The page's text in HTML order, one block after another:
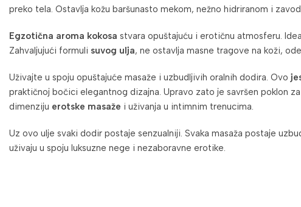
preko tela. Ostavlja kožu baršunasto mekom, nežno hidriranom i
Egzotična aroma kokosa stvara opuštajuću i erotičnu atmosferu.
Zahvaljujući formuli suvog ulja, ne ostavlja masne tragove na koži,
Uživajte u spoju opuštajuće masaže i uzbudljivih oralnih dodira. Ovo
praktičnoj bočici elegantnog dizajna. Upravo zato je savršen poklon
dimenziju erotske masaže i uživanja u intimnim trenucima.
Uz ovo ulje svaki dodir postaje senzualniji. Svaka masaža postaje
uživaju u spoju luksuzne nege i nezaboravne erotike.